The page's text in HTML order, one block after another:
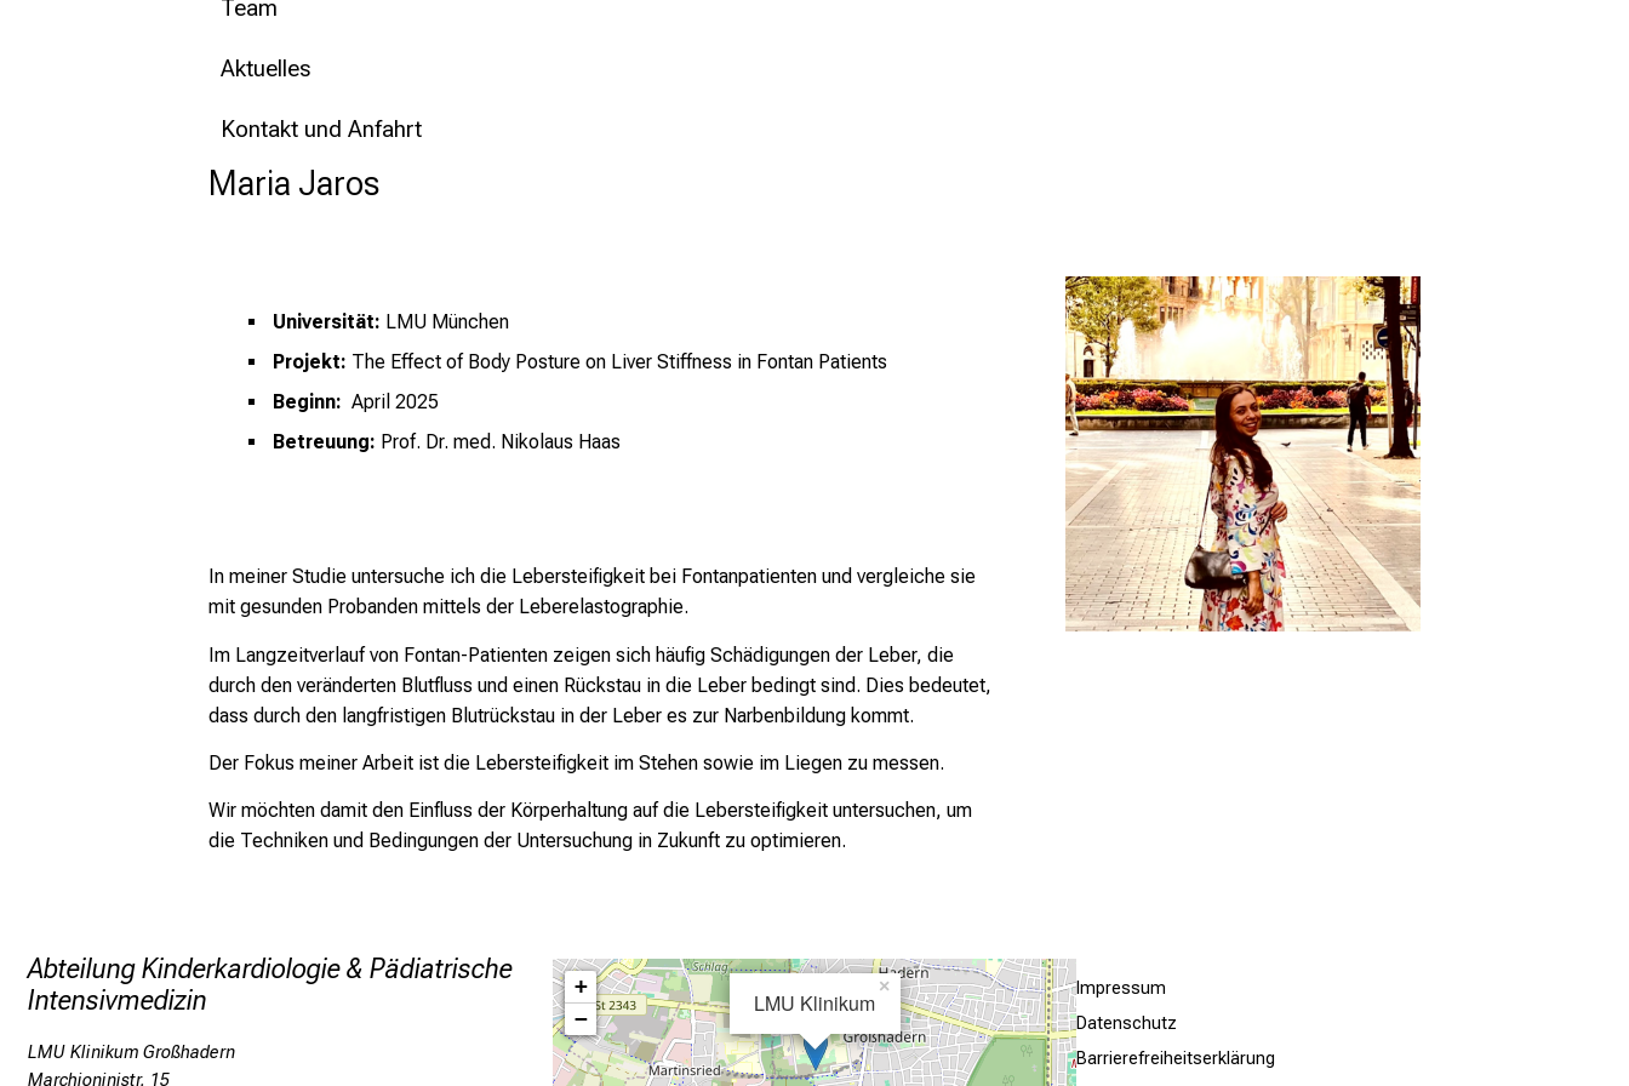
Team
Aktuelles
Kontakt und Anfahrt
Maria Jaros
Universität: LMU München
Projekt: The Effect of Body Posture on Liver Stiffness in Fontan Patients
Beginn: April 2025
Betreuung: Prof. Dr. med. Nikolaus Haas
In meiner Studie untersuche ich die Lebersteifigkeit bei Fontanpatienten und vergleiche sie
mit gesunden Probanden mittels der Leberelastographie.
Im Langzeitverlauf von Fontan-Patienten zeigen sich häufig Schädigungen der Leber, die
durch den veränderten Blutfluss und einen Rückstau in die Leber bedingt sind. Dies bedeutet,
dass durch den langfristigen Blutrückstau in der Leber es zur Narbenbildung kommt.
Der Fokus meiner Arbeit ist die Lebersteifigkeit im Stehen sowie im Liegen zu messen.
Wir möchten damit den Einfluss der Körperhaltung auf die Lebersteifigkeit untersuchen, um
die Techniken und Bedingungen der Untersuchung in Zukunft zu optimieren.
Abteilung Kinderkardiologie & Pädiatrische
Intensivmedizin
LMU Klinikum Großhadern
Marchioninistr. 15
LMU Klinikum
×
+
−
Impressum
Datenschutz
Barrierefreiheitserklärung